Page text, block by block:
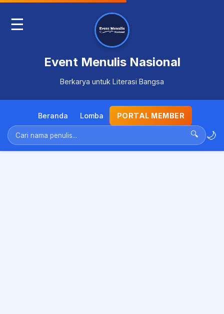
☰
Event Menulis Nasional
Berkarya untuk Literasi Bangsa
Beranda Lomba PORTAL MEMBER
🔍 🌙